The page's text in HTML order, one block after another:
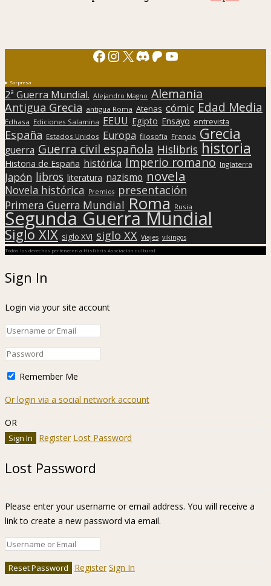
Facebook
Instagram
X Discord
Patreon
YouTube
Sorpresa
2ª Guerra Mundial. Alejandro Magno Alemania
Antigua Grecia antigua Roma Atenas cómic Edad Media
Edhasa Ediciones Salamina EEUU Egipto Ensayo entrevista
España Estados Unidos Europa filosofía Francia Grecia
guerra Guerra civil española Hislibris historia
Historia de España histórica Imperio romano Inglaterra
Japón libros literatura nazismo novela
Novela histórica Premios presentación
Primera Guerra Mundial Roma Rusia
Segunda Guerra Mundial
Siglo XIX siglo XVI siglo XX Viajes vikingos
Todos los derechos pertenecen a Hislibris Asociación cultural
Sign In
Login via your site account
Remember Me
Or login via a social network account
OR
Register Lost Password
Lost Password
Please enter your username or email address. You will receive a
link to create a new password via email.
Register Sign In